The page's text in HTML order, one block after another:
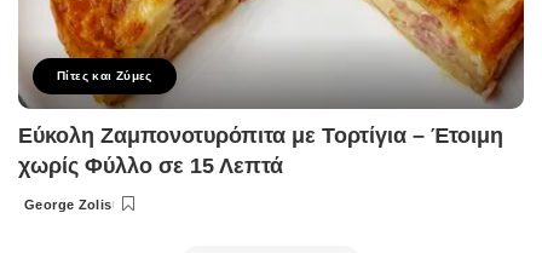
Πίτες και Ζύμες
Εύκολη Ζαμπονοτυρόπιτα με Τορτίγια – Έτοιμη
χωρίς Φύλλο σε 15 Λεπτά
Posted
George Zolis